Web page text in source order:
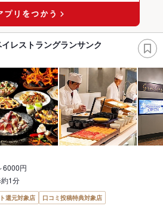
レストラングランサンク
6000円
1分
還元対象店
口コミ投稿特典対象店